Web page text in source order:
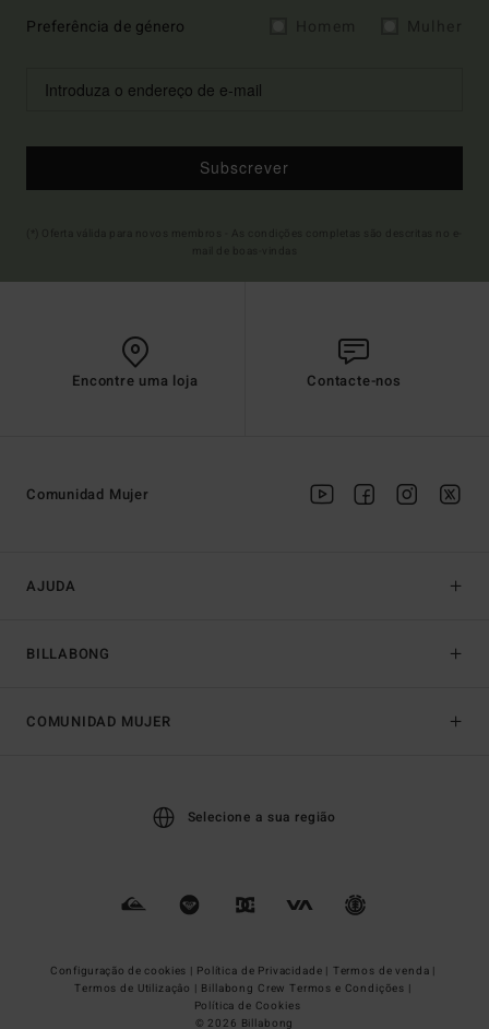
Preferência de género
Subscrever
Encontre uma loja Contacte-nos
AJUDA
BILLABONG
Comunidad Mujer
COMUNIDAD MUJER
Selecione a sua região
Configuração de cookies | Política de Privacidade | Termos de venda |
Termos de Utilizaçâo | Billabong Crew Termos e Condições |
Política de Cookies
© 2026 Billabong